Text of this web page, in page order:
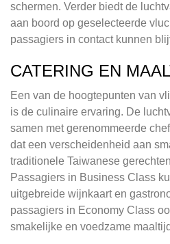
schermen. Verder biedt de
aan boord op geselecteerde
passagiers in contact kunnen
CATERING EN
Een van de hoogtepunten van
is de culinaire ervaring. De
samen met gerenommeerde
dat een verscheidenheid aan
traditionele Taiwanese
Passagiers in Business Class
uitgebreide wijnkaart en
passagiers in Economy Class
smakelijke en voedzame